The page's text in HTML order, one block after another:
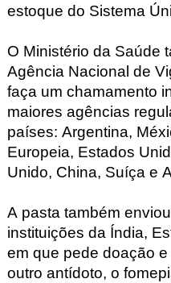
estoque do Sistema
O Ministério da Saúde
Agência Nacional de
faça um chamamento
maiores agências
países: Argentina,
Europeia, Estados
Unido, China, Suíça e
A pasta também
instituições da Índia,
em que pede doação
outro antídoto, o